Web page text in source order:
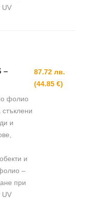
UV
–
фолио
стъклени
и
и
–
при
UV
87.72 лв.
(44.85 €)